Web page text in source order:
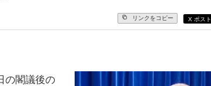
リンクをコピー X ポスト
の閣議後の